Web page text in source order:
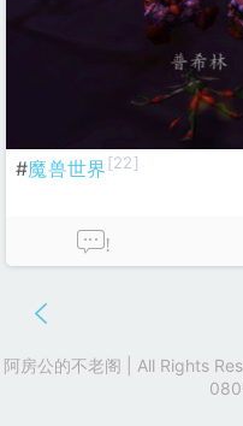
#魔兽世界 [22]
!
阿房公的不老阁 | All Rights